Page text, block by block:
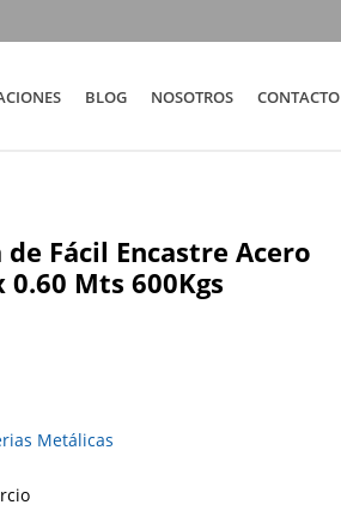
BLOG NOSOTROS CONTACTO
Fácil Encastre Acero
Mts 600Kgs
Metálicas